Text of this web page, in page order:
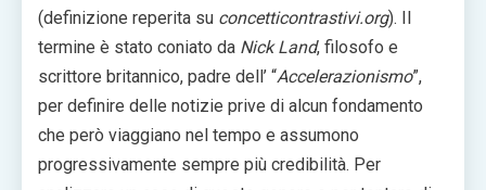
(definizione reperita su concetticontrastivi.org). Il
termine è stato coniato da Nick Land, filosofo e
scrittore britannico, padre dell’ “Accelerazionismo”,
per definire delle notizie prive di alcun fondamento
che però viaggiano nel tempo e assumono
progressivamente sempre più credibilità. Per